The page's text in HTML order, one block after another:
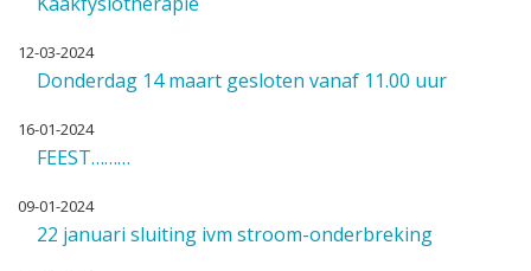
12-03-2024
Donderdag 14 maart gesloten vanaf 11.00 uur
16-01-2024
FEEST………
09-01-2024
22 januari sluiting ivm stroom-onderbreking